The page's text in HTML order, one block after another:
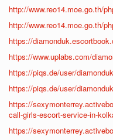
http://www.reo14.moe.go.th/
http://www.reo14.moe.go.th/
https://
https://www.uplabs.com/
https://piqs.de/user/
https://piqs.de/user/
https://
call-girls-escort-service-in-
https://